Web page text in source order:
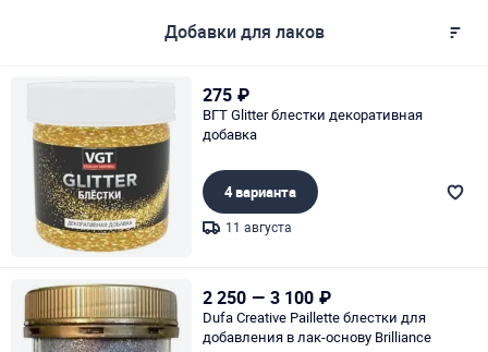
Добавки для лаков
275 ₽
ВГТ Glitter блестки декоративная
добавка
4 варианта
11 августа
2 250 — 3 100 ₽
Dufa Creative Paillette блестки для
добавления в лак-оcнову Brilliance